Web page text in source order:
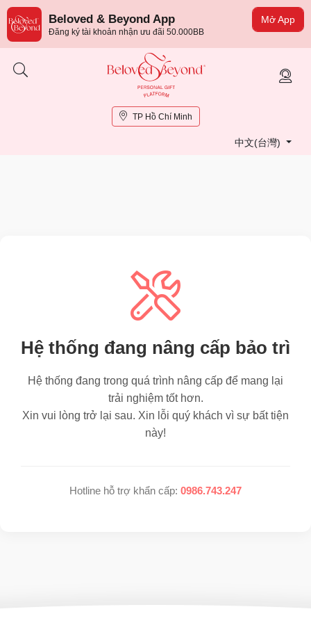
Mở App
Beloved & Beyond App
Đăng ký tài khoản nhận ưu đãi 50.000BB
TP Hồ Chí Minh
中文(台灣)
Hệ thống đang nâng cấp bảo trì
Hệ thống đang trong quá trình nâng cấp để mang lại
trải nghiệm tốt hơn.
Xin vui lòng trở lại sau. Xin lỗi quý khách vì sự bất tiện
này!
Hotline hỗ trợ khẩn cấp: 0986.743.247